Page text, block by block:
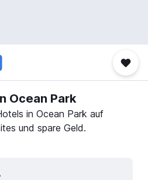
Ocean Park
in Ocean Park auf
und spare Geld.